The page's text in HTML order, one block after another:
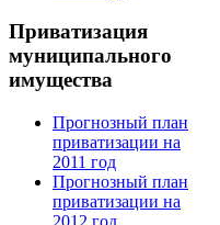
Приватизация
муниципального
имущества
Прогнозный план
приватизации на
2011 год
Прогнозный план
приватизации на